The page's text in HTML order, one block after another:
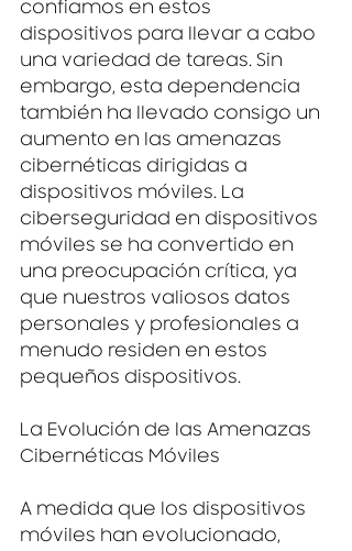
confiamos en estos
dispositivos para llevar a cabo
una variedad de tareas. Sin
embargo, esta dependencia
también ha llevado consigo un
aumento en las amenazas
cibernéticas dirigidas a
dispositivos móviles. La
ciberseguridad en dispositivos
móviles se ha convertido en
una preocupación crítica, ya
que nuestros valiosos datos
personales y profesionales a
menudo residen en estos
pequeños dispositivos.
La Evolución de las Amenazas
Cibernéticas Móviles
A medida que los dispositivos
móviles han evolucionado,